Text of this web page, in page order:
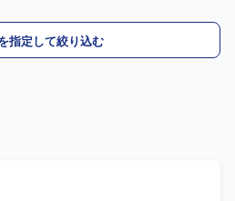
指定して絞り込む